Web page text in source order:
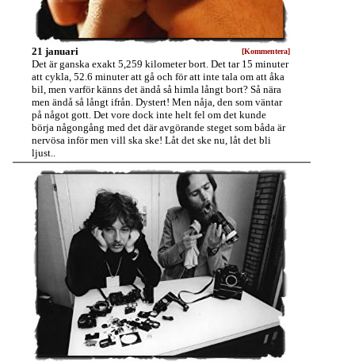
21 januari [Kommentera]
Det är ganska exakt 5,259 kilometer bort. Det tar 15 minuter
att cykla, 52.6 minuter att gå och för att inte tala om att åka
bil, men varför känns det ändå så himla långt bort? Så nära
men ändå så långt ifrån. Dystert! Men nåja, den som väntar
på något gott. Det vore dock inte helt fel om det kunde
börja någongång med det där avgörande steget som båda är
nervösa inför men vill ska ske! Låt det ske nu, låt det bli
ljust..